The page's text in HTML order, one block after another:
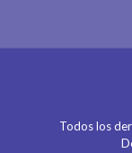
Todos los